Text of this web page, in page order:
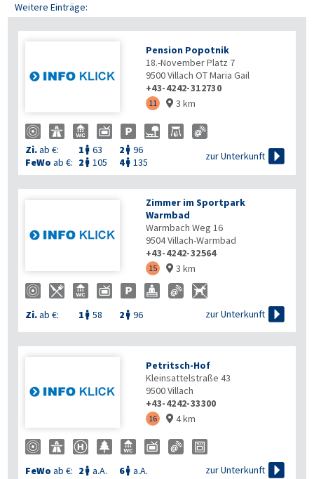
Weitere Einträge:
Pension Popotnik
18.-November Platz 7
9500Villach OT Maria Gail
+43-4242-312730
11  3 km
Zi.ab €: 1  63 2  96
FeWo ab €: 2  105 4 135
zur Unterkunft 
Zimmer im Sportpark
Warmbad
Warmbach Weg 16
9504Villach-Warmbad
+43-4242-32564
15  3 km
Zi.ab €: 1  58 2  96 zur Unterkunft 
Petritsch-Hof
Kleinsattelstraße 43
9500Villach
+43-4242-33300
16  4 km
FeWo ab €: 2  a.A. 6 a.A. zur Unterkunft 